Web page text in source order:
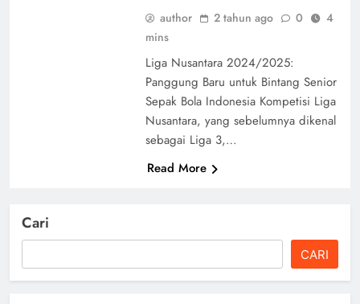
author 2 tahun ago 0
4
mins
Liga Nusantara 2024/2025:
Panggung Baru untuk Bintang Senior
Sepak Bola Indonesia Kompetisi Liga
Nusantara, yang sebelumnya dikenal
sebagai Liga 3,…
Read More
Cari
CARI